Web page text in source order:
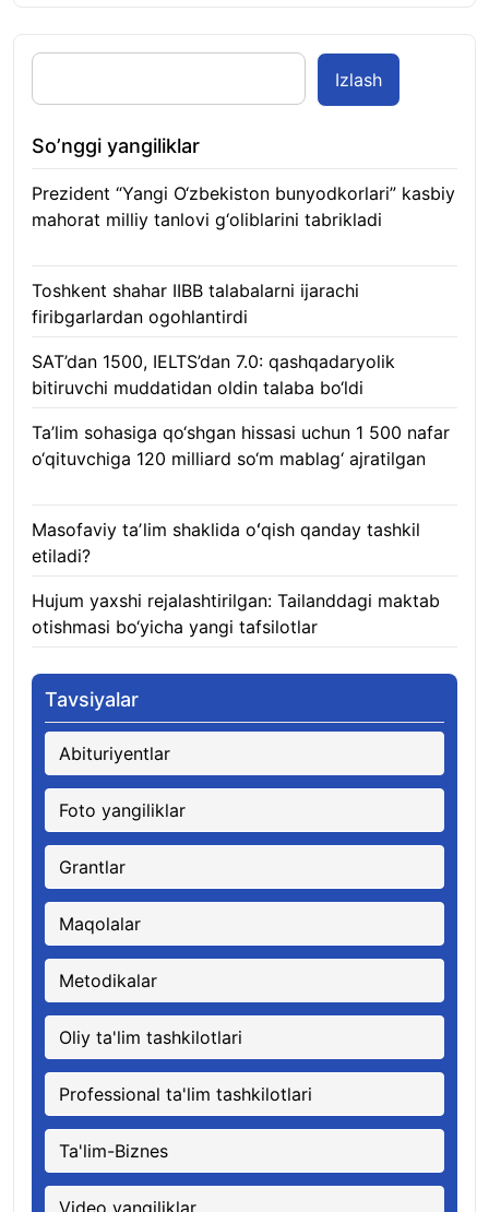
Izlash
So’nggi yangiliklar
Prezident “Yangi O‘zbekiston bunyodkorlari” kasbiy
mahorat milliy tanlovi g‘oliblarini tabrikladi
Toshkent shahar IIBB talabalarni ijarachi
firibgarlardan ogohlantirdi
SAT’dan 1500, IELTS’dan 7.0: qashqadaryolik
bitiruvchi muddatidan oldin talaba bo‘ldi
Ta’lim sohasiga qo‘shgan hissasi uchun 1 500 nafar
o‘qituvchiga 120 milliard so‘m mablag‘ ajratilgan
Masofaviy taʼlim shaklida oʻqish qanday tashkil
etiladi?
Hujum yaxshi rejalashtirilgan: Tailanddagi maktab
otishmasi bo‘yicha yangi tafsilotlar
Tavsiyalar
Abituriyentlar
Foto yangiliklar
Grantlar
Maqolalar
Metodikalar
Oliy ta'lim tashkilotlari
Professional ta'lim tashkilotlari
Ta'lim-Biznes
Video yangiliklar